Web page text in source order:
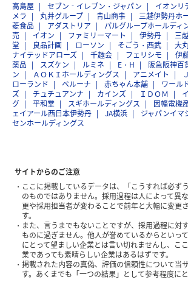
高島屋 セブン‐イレブン・ジャパン イオンリ
メラ
丸井グループ 青山商事 三越伊勢丹ホ
菱食品
アダストリア パルグループホールディ
売
イオン ファミリーマート 伊勢丹 三
堂
良品計画 ローソン そごう・西武 大
ナイテッドアローズ
千趣会 フェリシモ 伊
薬品
スズケン ルミネ E・H 阪急阪神百
ン
ＡＯＫＩホールディングス アニメイト
ローランド
ベルーナ 赤ちゃん本舗
ワール
ズ
チュチュアンナ カインズ ＩＤＯＭ
グ
平和堂 スギホールディングス 因幡電機
ェイアール西日本伊勢丹
JA横浜 ジャパンイマ
センホールディングス
サイトからのご注意
ここに掲載しているデータは、「こうすれば必ず
のものではありません。採用過程は人によって異
更や採用担当者が変わることで前年と大幅に変更
す。
また、言うまでもないことですが、採用過程に対
ものに過ぎません。他人が誉めているからといっ
にとって望ましい企業とは言い切れませんし、こ
業であっても素晴らしい企業はあるはずです。
掲載された内容の真偽、評価の信頼性について当
す。あくまでも「一つの結果」として参考程度に